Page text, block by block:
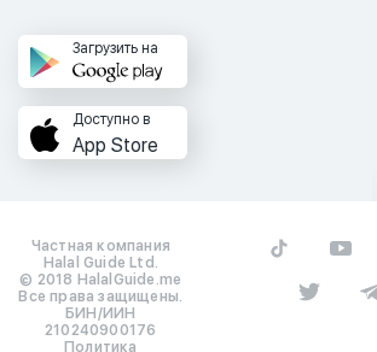
Загрузить на
Доступно в
App Store
Частная компания
Halal Guide Ltd.
© 2018 HalalGuide.me
Все права защищены.
БИН/ИИН
210240900176
Политика